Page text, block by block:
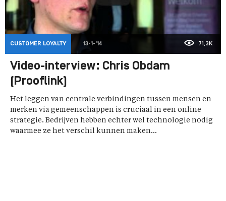
CUSTOMER LOYALTY 13-1-'14 71,3K
Video-interview: Chris Obdam
(Prooflink)
Het leggen van centrale verbindingen tussen mensen en
merken via gemeenschappen is cruciaal in een online
strategie. Bedrijven hebben echter wel technologie nodig
waarmee ze het verschil kunnen maken...